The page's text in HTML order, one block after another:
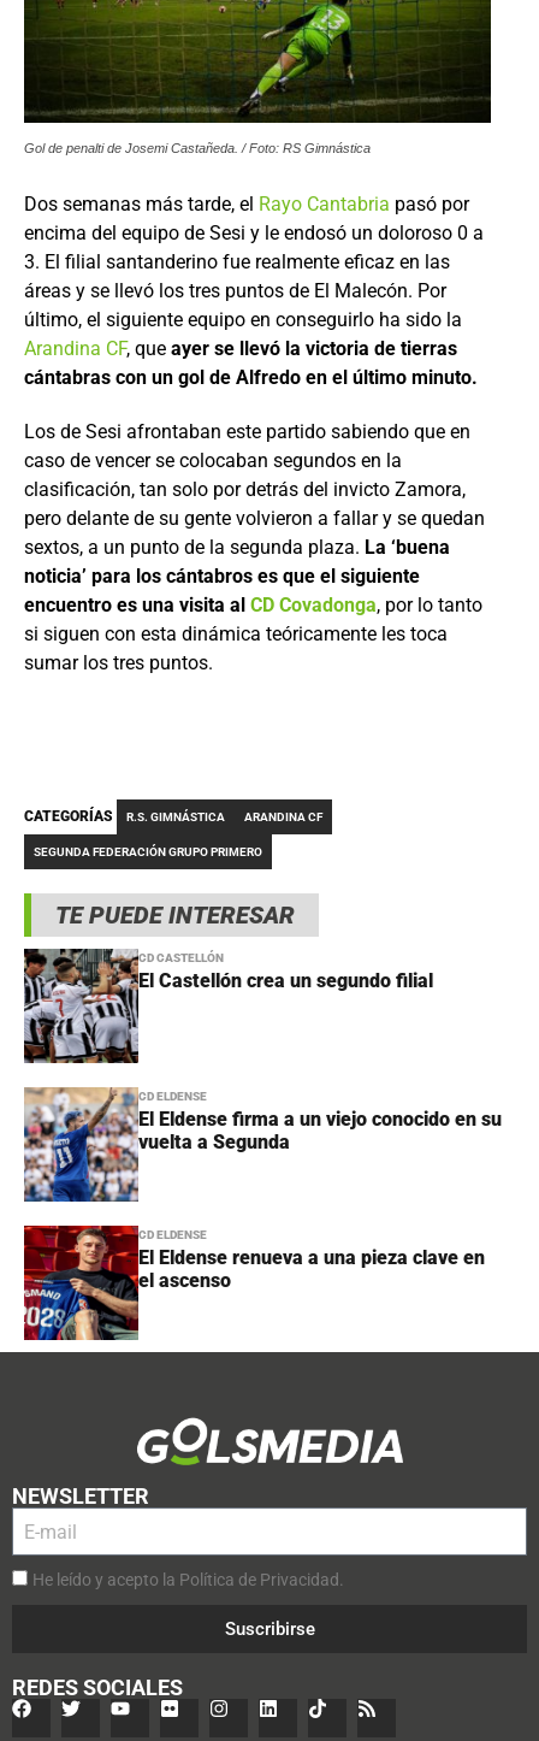
TE PUEDE INTERESAR
CD CASTELLÓN
El Castellón crea un segundo filial
CD ELDENSE
El Eldense firma a un viejo conocido en su
vuelta a Segunda
CD ELDENSE
El Eldense renueva a una pieza clave en
el ascenso
Gol de penalti de Josemi Castañeda. / Foto: RS Gimnástica
Dos semanas más tarde, el Rayo Cantabria pasó por
encima del equipo de Sesi y le endosó un doloroso 0 a
3. El filial santanderino fue realmente eficaz en las
áreas y se llevó los tres puntos de El Malecón. Por
último, el siguiente equipo en conseguirlo ha sido la
Arandina CF, que ayer se llevó la victoria de tierras
cántabras con un gol de Alfredo en el último minuto.
Los de Sesi afrontaban este partido sabiendo que en
caso de vencer se colocaban segundos en la
clasificación, tan solo por detrás del invicto Zamora,
pero delante de su gente volvieron a fallar y se quedan
sextos, a un punto de la segunda plaza. La ‘buena
noticia’ para los cántabros es que el siguiente
encuentro es una visita al CD Covadonga, por lo tanto
si siguen con esta dinámica teóricamente les toca
sumar los tres puntos.
CATEGORÍAS R.S. GIMNÁSTICA ARANDINA CF
SEGUNDA FEDERACIÓN GRUPO PRIMERO
NEWSLETTER
He leído y acepto la Política de Privacidad.
Suscribirse
REDES SOCIALES